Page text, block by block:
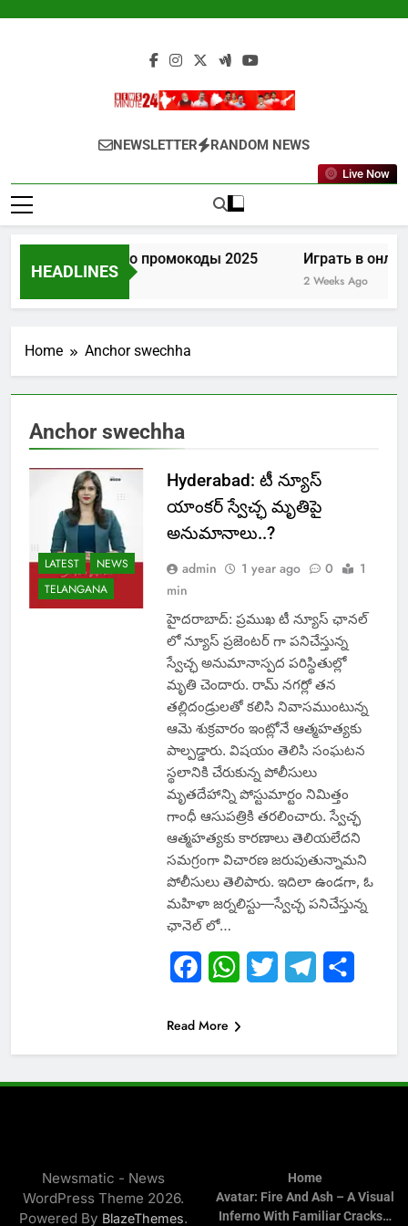
Newsminute24
Get All Updated Telugu News
NEWSLETTER RANDOM NEWS
Live Now
HEADLINES
Лев казино промокоды 2025
1 Week Ago
Играть в
2 Weeks Ago
Home Anchor swechha
Anchor swechha
LATEST
NEWS
TELANGANA
Hyderabad: టీ న్యూస్
యాంకర్ స్వేచ్ఛ మృతిపై
అనుమానాలు..?
admin 1 year ago 0
1
min
హైదరాబాద్: ప్రముఖ టీ న్యూస్ ఛానల్
లో న్యూస్ ప్రజెంటర్ గా పనిచేస్తున్న
స్వేచ్ఛ అనుమానాస్పద పరిస్థితుల్లో
మృతి చెందారు. రామ్ నగర్లో తన
తల్లిదండ్రులతో కలిసి నివాసముంటున్న
ఆమె శుక్రవారం ఇంట్లోనే ఆత్మహత్యకు
పాల్పడ్డారు. విషయం తెలిసి సంఘటన
స్థలానికి చేరుకున్న పోలీసులు
మృతదేహాన్ని పోస్టుమార్టం నిమిత్తం
గాంధీ ఆసుపత్రికి తరలించారు. స్వేచ్ఛ
ఆత్మహత్యకు కారణాలు తెలియలేదని
సమగ్రంగా విచారణ జరుపుతున్నామని
పోలీసులు తెలిపారు. ఇదిలా ఉండగా, ఓ
మహిళా జర్నలిస్టు—స్వేచ్ఛ పనిచేస్తున్న
ఛానెల్ లో…
FacebookWhatsApp
Twitter Telegram
Read More
Newsmatic - News
WordPress Theme 2026.
Powered By BlazeThemes.
Home
Avatar: Fire And Ash – A Visual
Inferno With Familiar Cracks…